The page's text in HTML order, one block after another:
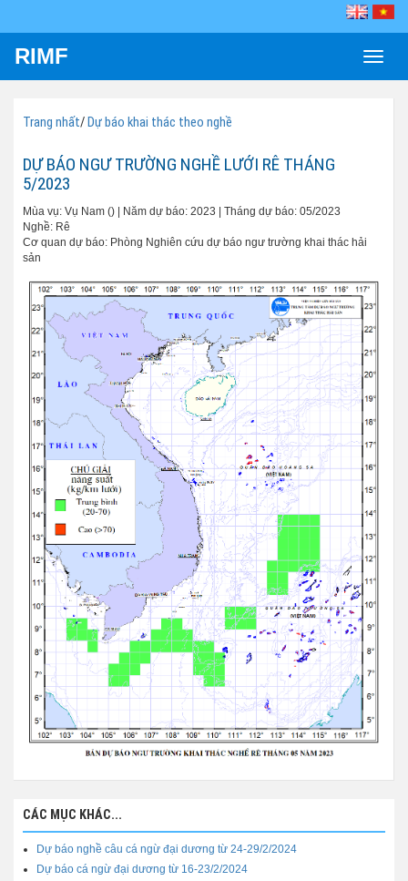
Toggle
RIMF
Trang nhất/Dự báo khai thác theo nghề
DỰ BÁO NGƯ TRƯỜNG NGHỀ LƯỚI RÊ THÁNG
5/2023
Mùa vụ: Vụ Nam () | Năm dự báo: 2023 | Tháng dự báo: 05/2023
Nghề: Rê
Cơ quan dự báo: Phòng Nghiên cứu dự báo ngư trường khai thác hải
sản
CÁC MỤC KHÁC...
Dự báo nghề câu cá ngừ đại dương từ 24-29/2/2024
Dự báo cá ngừ đại dương từ 16-23/2/2024